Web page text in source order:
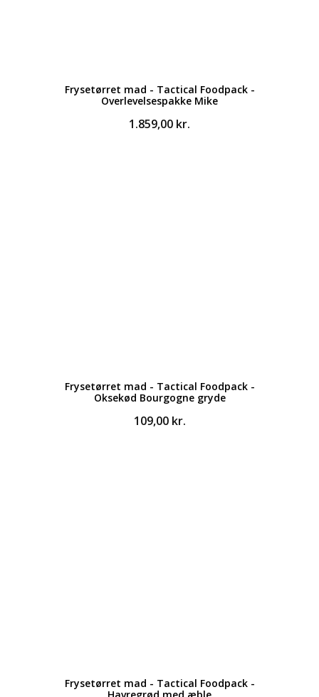
Frysetørret mad - Tactical Foodpack -
Overlevelsespakke Mike
1.859,00 kr.
Frysetørret mad - Tactical Foodpack -
Oksekød Bourgogne gryde
109,00 kr.
Frysetørret mad - Tactical Foodpack -